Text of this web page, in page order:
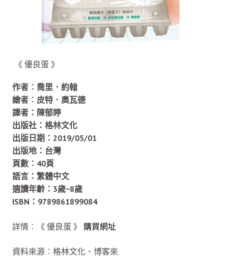
《 優良蛋 》
作者︰喬里．約翰
繪者︰皮特．奧瓦德
譯者：陳郁婷
出版社：格林文化
出版日期：2019/05/01
出版地：台灣
頁數︰40頁
語言：繁體中文
適讀年齡：3歲~8歲
ISBN：9789861899084
詳情︰《 優良蛋 》 購買網址
資料來源︰格林文化、博客來